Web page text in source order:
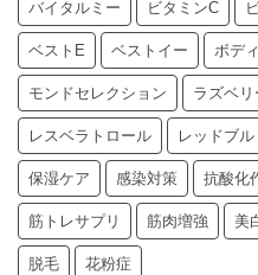
バイタルミー ビタミンC
ベストE ベストイー ボデ
モンドセレクション ラズベ
レスベラトロール レッドブル
保湿ケア 感染対策 抗酸化
筋トレサプリ 筋肉増強 美
脱毛 花粉症